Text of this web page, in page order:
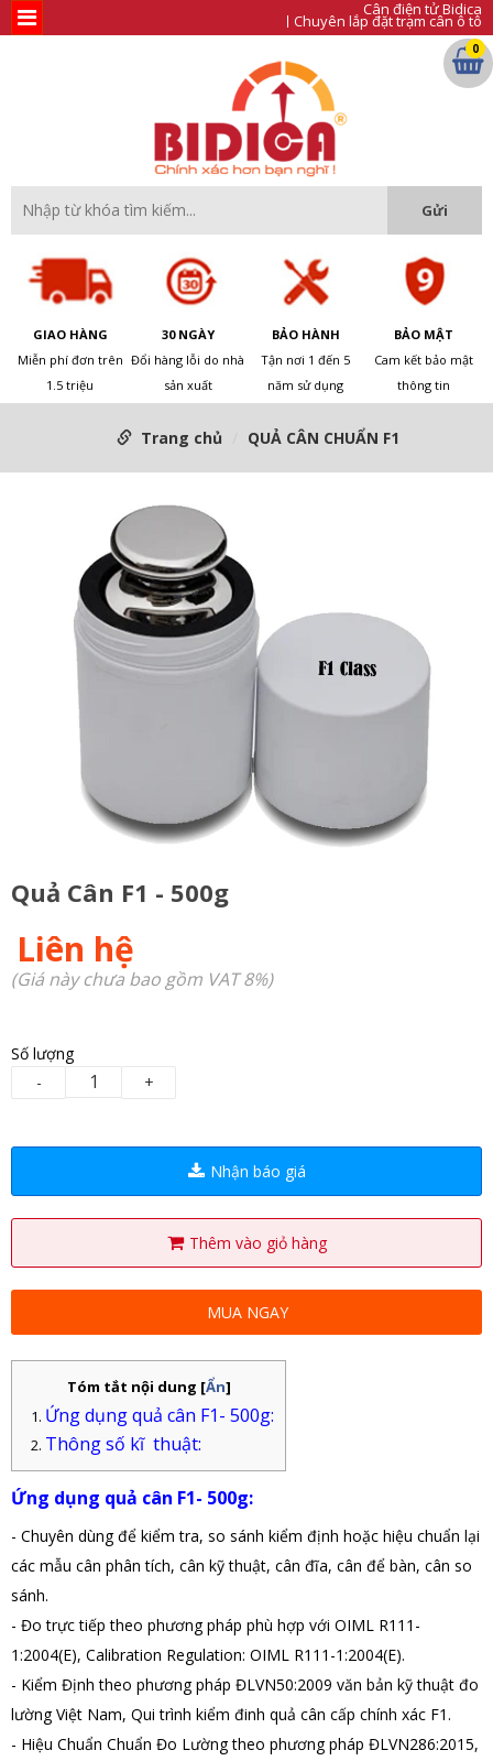
Cân điện tử Bidica
Chuyên lắp đặt trạm cân ô tô
GIAO HÀNG
Miễn phí đơn trên
1.5 triệu
30 NGÀY
Đổi hàng lỗi do nhà
sản xuất
BẢO HÀNH
Tận nơi 1 đến 5
năm sử dụng
BẢO MẬT
Cam kết bảo mật
thông tin
0
Trang chủ QUẢ CÂN CHUẨN F1
Quả Cân F1 - 500g
Liên hệ
(Giá này chưa bao gồm VAT 8%)
Số lượng
-
+
Nhận báo giá
Thêm vào giỏ hàng
MUA NGAY
Tóm tắt nội dung [Ẩn]
Ứng dụng quả cân F1- 500g:
Thông số kĩ thuật:
Ứng dụng quả cân F1- 500g:
- Chuyên dùng để kiểm tra, so sánh kiểm định hoặc hiệu chuẩn lại
các mẫu cân phân tích, cân kỹ thuật, cân đĩa, cân để bàn, cân so
sánh.
- Đo trực tiếp theo phương pháp phù hợp với OIML R111-
1:2004(E), Calibration Regulation: OIML R111-1:2004(E).
- Kiểm Định theo phương pháp ĐLVN50:2009 văn bản kỹ thuật đo
lường Việt Nam, Qui trình kiểm đinh quả cân cấp chính xác F1.
- Hiệu Chuẩn Chuẩn Đo Lường theo phương pháp ĐLVN286:2015,